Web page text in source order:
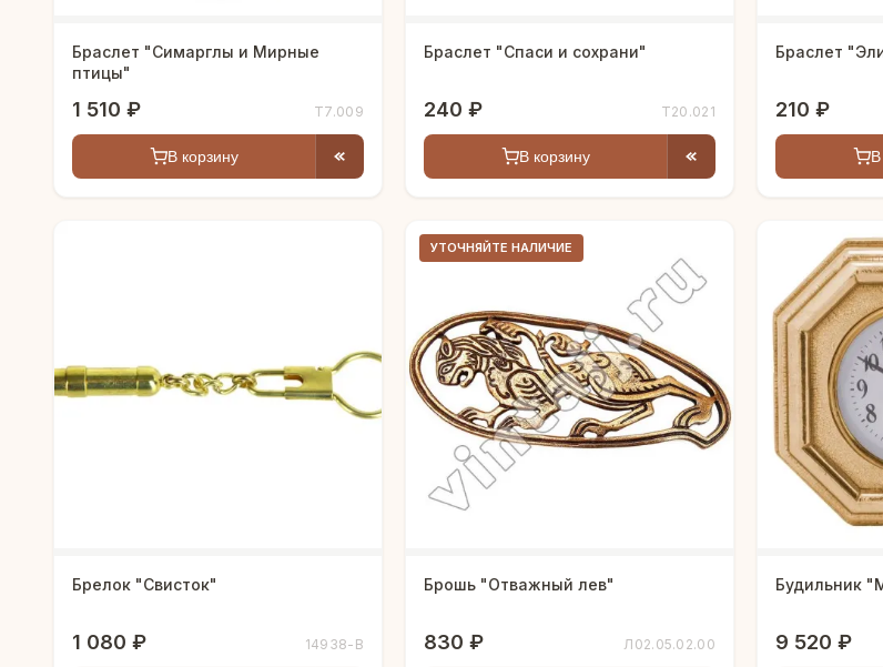
Браслет "Симарглы и Мирные
птицы"
1 510 ₽ Т7.009
В корзину
Браслет "Спаси и сохрани"
240 ₽ Т20.021
В корзину
Браслет
210 ₽
В
Брелок "Свисток"
1 080 ₽ 14938-В
УТОЧНЯЙТЕ НАЛИЧИЕ
Брошь "Отважный лев"
830 ₽ Л02.05.02.00
Будильник
9 520 ₽